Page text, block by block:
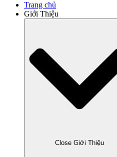
Trang chủ
Giới Thiệu
Close Giới Thiệu